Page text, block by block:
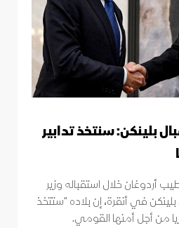
بلينكن: سنتخذ تدابير
أردوغان خلال استقباله وزير
بلينكن في أنقرة، إن بلاده "ستتخذ
من أجل أمنها القومي.